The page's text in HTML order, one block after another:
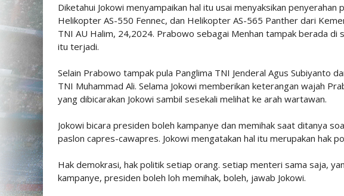
Diketahui Jokowi menyampaikan hal itu usai menyaksikan
Helikopter AS-550 Fennec, dan Helikopter AS-565 Panther dari
TNI AU Halim, 24,2024. Prabowo sebagai Menhan tampak berada di
itu terjadi.
Selain Prabowo tampak pula Panglima TNI Jenderal Agus Subiyanto
TNI Muhammad Ali. Selama Jokowi memberikan keterangan wajah
yang dibicarakan Jokowi sambil sesekali melihat ke arah wartawan.
Jokowi bicara presiden boleh kampanye dan memihak saat ditanya
paslon capres-cawapres. Jokowi mengatakan hal itu merupakan hak
Hak demokrasi, hak politik setiap orang. setiap menteri sama saja,
kampanye, presiden boleh loh memihak, boleh, jawab Jokowi.